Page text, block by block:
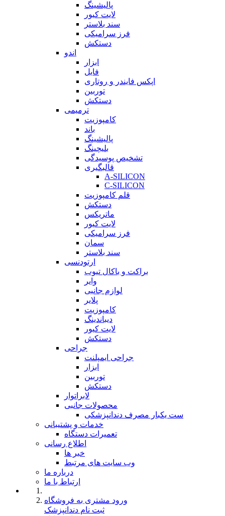
پالیشینگ
لایت کیور
سند بلاستر
فرز سرامیکی
دستکش
اندو
ابزار
فایل
اپکس فایندر و روتاری
توربین
دستکش
ترمیمی
کامپوزیت
باند
پالیشینگ
بلیچینگ
تشخیص پوسیدگی
قالبگیری
A-SILICON
C-SILICON
قلم کامپوزیت
دستکش
ماتریکس
لایت کیور
فرز سرامیکی
سمان
سند بلاستر
ارتودنسی
براکت و باکال تیوب
وایر
لوازم جانبی
پلایر
کامپوزیت
دیباندینگ
لایت کیور
دستکش
جراحی
جراحی ایمپلنت
ابزار
توربین
دستکش
لابراتوار
محصولات جانبی
ست یکبار مصرف دندانپزشکی
خدمات و پشتیبانی
تعمیرات دستگاه
اطلاع رسانی
خبر ها
وب سایت های مرتبط
درباره ما
ارتباط با ما
ورود مشتری به فروشگاه
ثبت نام دندانپزشک